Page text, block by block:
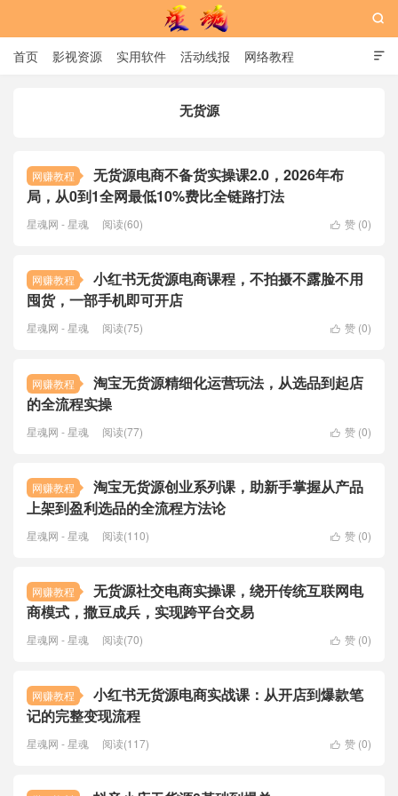

首页 影视资源 实用软件 活动线报 网络教程

无货源
网赚教程
无货源电商不备货实操课2.0，2026年布
局，从0到1全网最低10%费比全链路打法
 赞 (0)
星魂网 - 星魂 阅读(60)
网赚教程
小红书无货源电商课程，不拍摄不露脸不用
囤货，一部手机即可开店
 赞 (0)
星魂网 - 星魂 阅读(75)
网赚教程
淘宝无货源精细化运营玩法，从选品到起店
的全流程实操
 赞 (0)
星魂网 - 星魂 阅读(77)
网赚教程
淘宝无货源创业系列课，助新手掌握从产品
上架到盈利选品的全流程方法论
 赞 (0)
星魂网 - 星魂 阅读(110)
网赚教程
无货源社交电商实操课，绕开传统互联网电
商模式，撒豆成兵，实现跨平台交易
 赞 (0)
星魂网 - 星魂 阅读(70)
网赚教程
小红书无货源电商实战课：从开店到爆款笔
记的完整变现流程
 赞 (0)
星魂网 - 星魂 阅读(117)